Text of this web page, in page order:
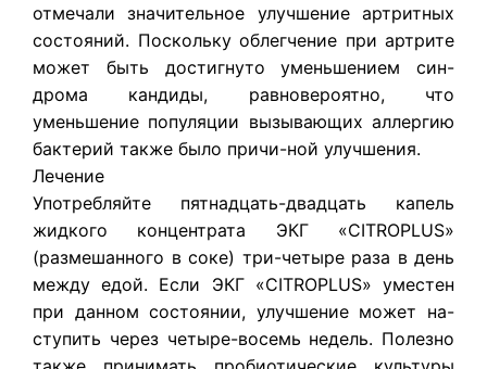
отмечали значительное улучшение артритных
состояний. Поскольку облегчение при артрите
может быть достигнуто уменьшением син-
дрома кандиды, равновероятно, что
уменьшение популяции вызывающих аллергию
бактерий также было причи-ной улучшения.
Лечение
Употребляйте пятнадцать-двадцать капель
жидкого концентрата ЭКГ «CITROPLUS»
(размешанного в соке) три-четыре раза в день
между едой. Если ЭКГ «CITROPLUS» уместен
при данном состоянии, улучшение может на-
ступить через четыре-восемь недель. Полезно